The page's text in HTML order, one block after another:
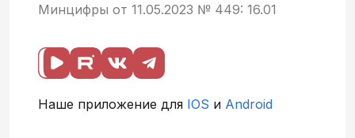
Минцифры от 11.05.2023 № 449: 16.01
Наше приложение для IOS и Android